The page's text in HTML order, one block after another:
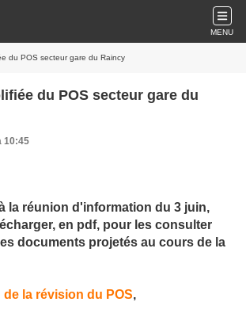
MENU
du POS secteur gare du Raincy
du POS secteur gare du
10:45
la réunion d'information du 3 juin,
en pdf, pour les consulter
documents projetés au cours de la
de la révision du POS,